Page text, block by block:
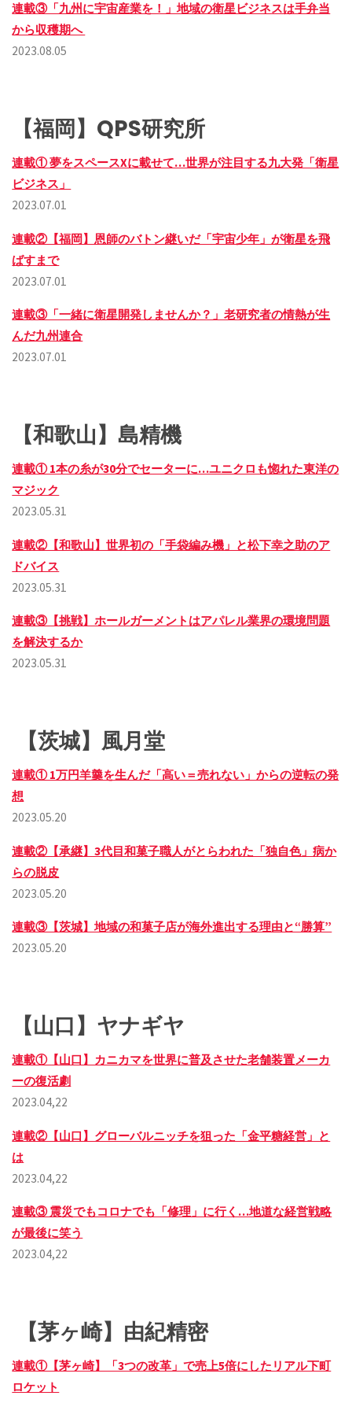
連載③「九州に宇宙産業を！」地域の衛星ビジネスは手弁当
から収穫期へ
2023.08.05
【福岡】QPS研究所
連載① 夢をスペースXに載せて…世界が注目する九大発「衛星
ビジネス」
2023.07.01
連載②【福岡】恩師のバトン継いだ「宇宙少年」が衛星を飛
ばすまで
2023.07.01
連載③「一緒に衛星開発しませんか？」老研究者の情熱が生
んだ九州連合
2023.07.01
【和歌山】島精機
連載① 1本の糸が30分でセーターに…ユニクロも惚れた東洋の
マジック
2023.05.31
連載②【和歌山】世界初の「手袋編み機」と松下幸之助のア
ドバイス
2023.05.31
連載③【挑戦】ホールガーメントはアパレル業界の環境問題
を解決するか
2023.05.31
【茨城】風月堂
連載① 1万円羊羹を生んだ「高い＝売れない」からの逆転の発
想
2023.05.20
連載②【承継】3代目和菓子職人がとらわれた「独自色」病か
らの脱皮
2023.05.20
連載③【茨城】地域の和菓子店が海外進出する理由と“勝算”
2023.05.20
【山口】ヤナギヤ
連載①【山口】カニカマを世界に普及させた老舗装置メーカ
ーの復活劇
2023.04,22
連載②【山口】グローバルニッチを狙った「金平糖経営」と
は
2023.04,22
連載③ 震災でもコロナでも「修理」に行く…地道な経営戦略
が最後に笑う
2023.04,22
【茅ヶ崎】由紀精密
連載①【茅ヶ崎】「3つの改革」で売上5倍にしたリアル下町
ロケット